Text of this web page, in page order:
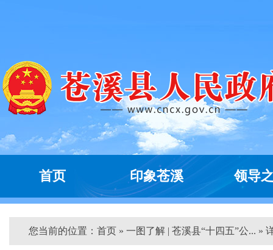
首页 印象苍溪 领导
您当前的位置： 首页 » 一图了解 | 苍溪县“十四五”公... »